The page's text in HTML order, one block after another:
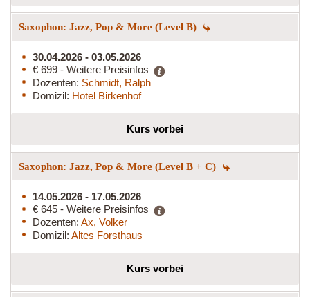
Saxophon: Jazz, Pop & More (Level B)
30.04.2026 - 03.05.2026
€ 699 - Weitere Preisinfos
Dozenten: Schmidt, Ralph
Domizil: Hotel Birkenhof
Kurs vorbei
Saxophon: Jazz, Pop & More (Level B + C)
14.05.2026 - 17.05.2026
€ 645 - Weitere Preisinfos
Dozenten: Ax, Volker
Domizil: Altes Forsthaus
Kurs vorbei